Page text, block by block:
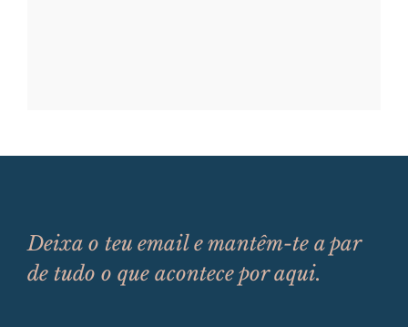
Deixa o teu email e mantêm-te a par
de tudo o que acontece por aqui.